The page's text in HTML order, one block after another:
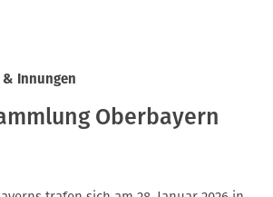
& Innungen
Oberbayern